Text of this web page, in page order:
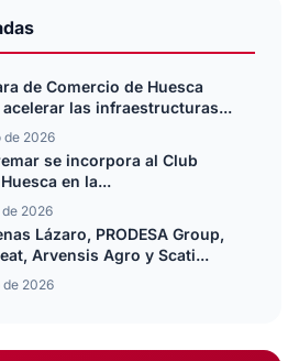
de Comercio de Huesca
acelerar las infraestructuras...
de 2026
se incorpora al Club
en la...
de 2026
Lázaro, PRODESA Group,
Arvensis Agro y Scati...
de 2026